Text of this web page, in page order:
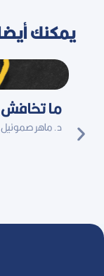
يمكنك
ما تخافش
د. ماهر